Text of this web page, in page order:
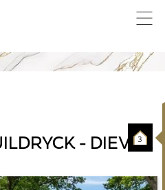
- DIEVER
3